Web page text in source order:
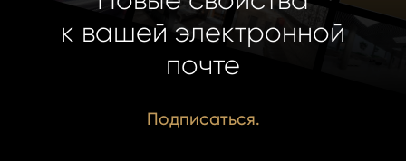
к вашей электронной
почте
Подписаться.